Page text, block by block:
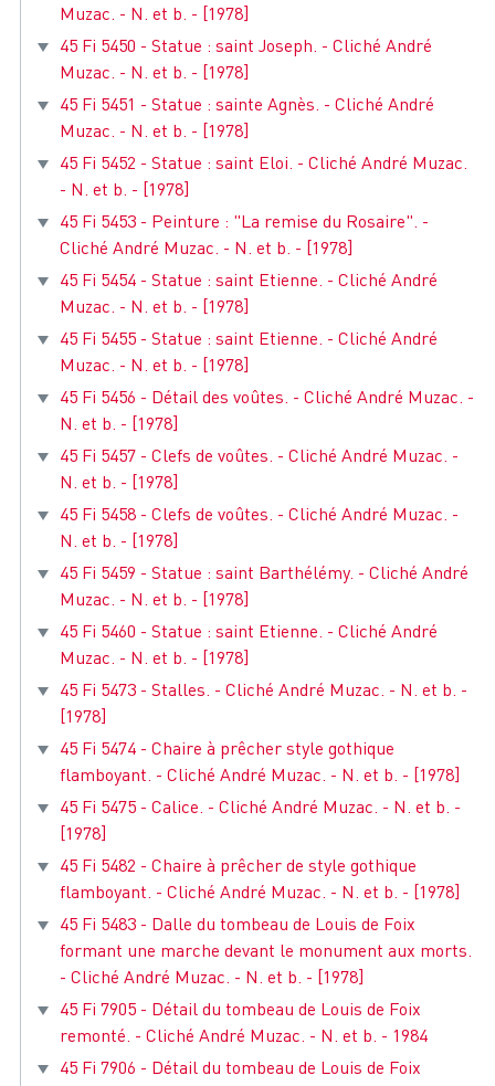
Muzac. - N. et b. - [1978]
45 Fi 5450 - Statue : saint Joseph. - Cliché André
Muzac. - N. et b. - [1978]
45 Fi 5451 - Statue : sainte Agnès. - Cliché André
Muzac. - N. et b. - [1978]
45 Fi 5452 - Statue : saint Eloi. - Cliché André Muzac.
- N. et b. - [1978]
45 Fi 5453 - Peinture : "La remise du Rosaire". -
Cliché André Muzac. - N. et b. - [1978]
45 Fi 5454 - Statue : saint Etienne. - Cliché André
Muzac. - N. et b. - [1978]
45 Fi 5455 - Statue : saint Etienne. - Cliché André
Muzac. - N. et b. - [1978]
45 Fi 5456 - Détail des voûtes. - Cliché André Muzac. -
N. et b. - [1978]
45 Fi 5457 - Clefs de voûtes. - Cliché André Muzac. -
N. et b. - [1978]
45 Fi 5458 - Clefs de voûtes. - Cliché André Muzac. -
N. et b. - [1978]
45 Fi 5459 - Statue : saint Barthélémy. - Cliché André
Muzac. - N. et b. - [1978]
45 Fi 5460 - Statue : saint Etienne. - Cliché André
Muzac. - N. et b. - [1978]
45 Fi 5473 - Stalles. - Cliché André Muzac. - N. et b. -
[1978]
45 Fi 5474 - Chaire à prêcher style gothique
flamboyant. - Cliché André Muzac. - N. et b. - [1978]
45 Fi 5475 - Calice. - Cliché André Muzac. - N. et b. -
[1978]
45 Fi 5482 - Chaire à prêcher de style gothique
flamboyant. - Cliché André Muzac. - N. et b. - [1978]
45 Fi 5483 - Dalle du tombeau de Louis de Foix
formant une marche devant le monument aux morts.
- Cliché André Muzac. - N. et b. - [1978]
45 Fi 7905 - Détail du tombeau de Louis de Foix
remonté. - Cliché André Muzac. - N. et b. - 1984
45 Fi 7906 - Détail du tombeau de Louis de Foix